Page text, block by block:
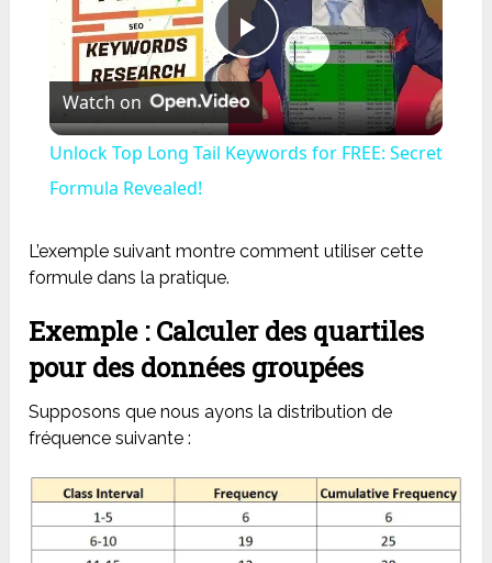
Play
Video
Watch on
Unlock Top Long Tail Keywords for FREE: Secret
Formula Revealed!
L’exemple suivant montre comment utiliser cette
formule dans la pratique.
Exemple : Calculer des quartiles
pour des données groupées
Supposons que nous ayons la distribution de
fréquence suivante :